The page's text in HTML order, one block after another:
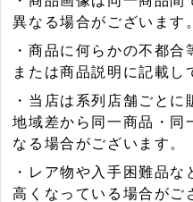
異なる場合がございます
・商品に何らかの不都
または商品説明に記載し
・当店は系列店舗ごとに
地域差から同一商品・同
なる場合がございます。
・レア物や入手困難品
高くなっている場合がご